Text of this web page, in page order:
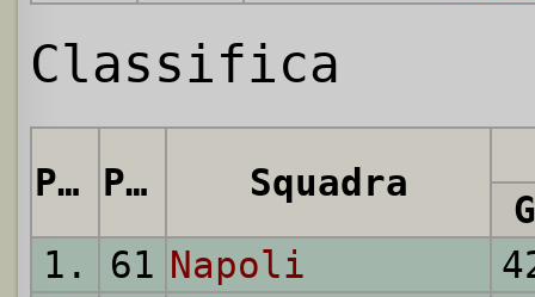
Classifica
Pos. Punti Squadra
G
1.
61 Napoli